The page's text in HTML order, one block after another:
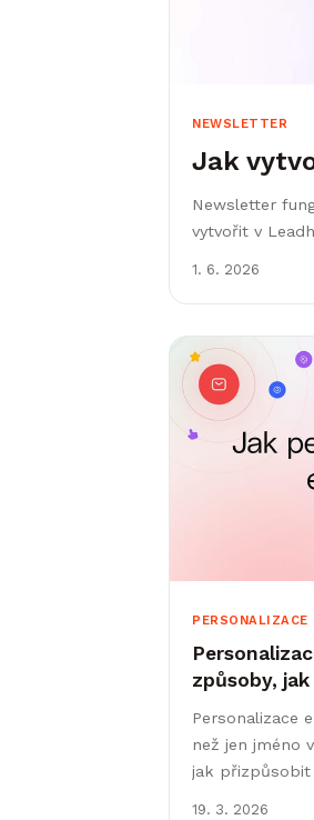
NEWSLETTER
Jak
Newsletter
vytvořit v
1. 6. 2026
PERSONALIZACE
způsoby,
Personalizace
než jen jméno
jak
19. 3. 2026